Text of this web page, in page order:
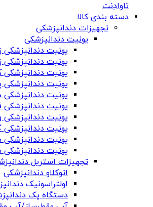
تاوادِنت
دسته بندی کالا
تجهیزات دندانپزشکی
یونیت دندانپزشکی
یونیت دندانپزشکی
یونیت دندانپزشکی
یونیت دندانپزشکی
یونیت
یونیت
یونیت
یونیت
یونیت
یونیت دندانپزشکی
یونیت
تجهیزات استریل
اتوکلاو دندانپزشکی
اولتراسونیک
دستگاه پک